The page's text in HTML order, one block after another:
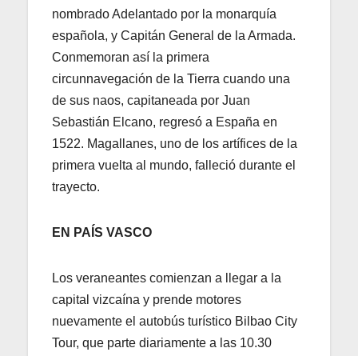
nombrado Adelantado por la monarquía
española, y Capitán General de la Armada.
Conmemoran así la primera
circunnavegación de la Tierra cuando una
de sus naos, capitaneada por Juan
Sebastián Elcano, regresó a España en
1522. Magallanes, uno de los artífices de la
primera vuelta al mundo, falleció durante el
trayecto.
EN PAÍS VASCO
Los veraneantes comienzan a llegar a la
capital vizcaína y prende motores
nuevamente el autobús turístico Bilbao City
Tour, que parte diariamente a las 10.30